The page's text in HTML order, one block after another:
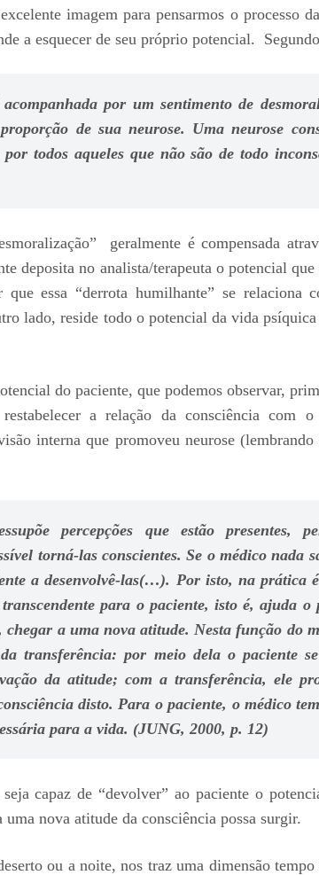
imagem para pensarmos o processo
a esquecer de seu próprio potencial.
por um sentimento de
de sua neurose. Uma neurose
todos aqueles que não são de todo
geralmente é compensada
deposita no analista/terapeuta o potencial que
essa “derrota humilhante” se relaciona
lado, reside todo o potencial da vida
do paciente, que podemos observar,
a relação da consciência com o
interna que promoveu neurose
percepções que estão presentes,
torná-las conscientes. Se o médico nada
a desenvolvê-las(…). Por isto, na prática
para o paciente, isto é, ajuda o
a uma nova atitude. Nesta função do
transferência: por meio dela o paciente
da atitude; com a transferência, ele
disto. Para o paciente, o médico
para a vida. (JUNG, 2000, p. 12)
capaz de “devolver” ao paciente o
nova atitude da consciência possa surgir.
ou a noite, nos traz uma dimensão tempo